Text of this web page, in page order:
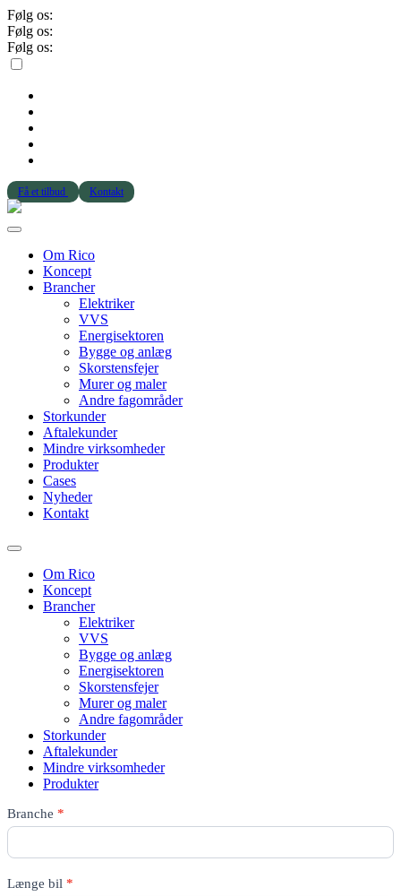
Følg os:
Følg os:
Følg os:
Få et tilbud Kontakt
Om Rico
Koncept
Brancher
Elektriker
VVS
Energisektoren
Bygge og anlæg
Skorstensfejer
Murer og maler
Andre fagområder
Storkunder
Aftalekunder
Mindre virksomheder
Produkter
Cases
Nyheder
Kontakt
Om Rico
Koncept
Brancher
Elektriker
VVS
Bygge og anlæg
Energisektoren
Skorstensfejer
Murer og maler
Andre fagområder
Storkunder
Aftalekunder
Mindre virksomheder
Produkter
Rico
Quote
All
pages
Branche *
Længe bil *